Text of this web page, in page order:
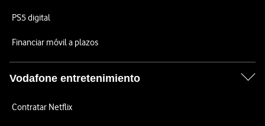
PS5 digital
Financiar móvil a plazos
Vodafone entretenimiento
Contratar Netflix